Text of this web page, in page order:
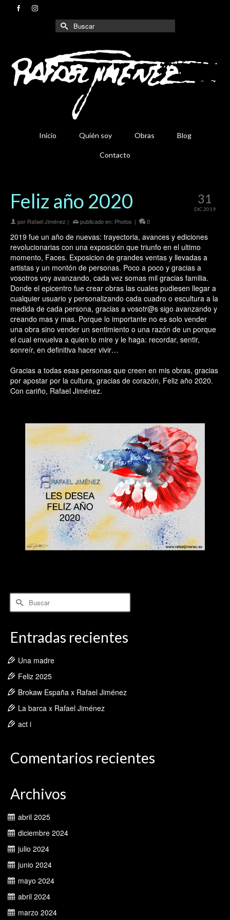
Buscar
por:
Inicio Quién soy Obras Blog
Contacto
31
DIC 2019
Feliz año 2020
por Rafael Jiménez | publicado en: Photos | 0
2019 fue un año de nuevas: trayectoria, avances y ediciones
revolucionarias con una exposición que triunfo en el ultimo
momento, Faces. Exposicion de grandes ventas y llevadas a
artistas y un montón de personas. Poco a poco y gracias a
vosotros voy avanzando, cada vez somas mil gracias familia.
Donde el epicentro fue crear obras las cuales pudiesen llegar a
cualquier usuario y personalizando cada cuadro o escultura a la
medida de cada persona, gracias a vosotr@s sigo avanzando y
creando mas y mas. Porque lo importante no es solo vender
una obra sino vender un sentimiento o una razón de un porque
el cual envuelva a quien lo mire y le haga: recordar, sentir,
sonreír, en definitiva hacer vivir…
Gracias a todas esas personas que creen en mis obras, gracias
por apostar por la cultura, gracias de corazón, Feliz año 2020.
Con cariño, Rafael Jiménez.
Buscar
por:
Entradas recientes
Una madre
Feliz 2025
Brokaw España x Rafael Jiménez
La barca x Rafael Jiménez
act i
Comentarios recientes
Archivos
abril 2025
diciembre 2024
julio 2024
junio 2024
mayo 2024
abril 2024
marzo 2024